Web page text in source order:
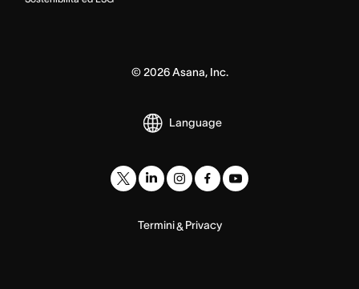
© 2026Asana, Inc.
Language
Termini& Privacy